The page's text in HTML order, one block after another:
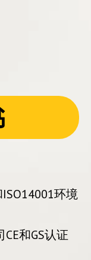
环境
和GS认证